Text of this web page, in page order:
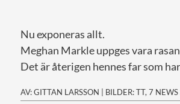
Nu exponeras allt.
Meghan Markle uppges vara
Det är återigen hennes far som
AV: GITTAN LARSSON | BILDER: TT, 7